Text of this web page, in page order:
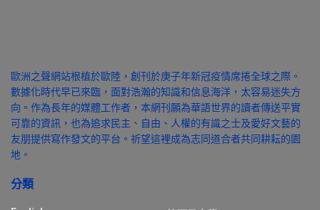
歐洲之聲網站根植於歐陸，創刊於庚子年新冠疫情席捲全球之際。
數據化時代早已來臨，面對浩瀚的知識和信息海洋，太容易迷失方
向。作為長年的媒體工作者，本網刊願為華語世界的讀者傳送平實
可靠的資訊，也為追求民主、自由、人權的有識之士及愛好文藝的
友朋提供寫作發文的平台。祈望這裡成為志同道合者共同耕耘的園
地。
分類